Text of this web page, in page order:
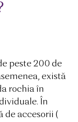
peste 200 de
există
rochia în
În
de accesorii (